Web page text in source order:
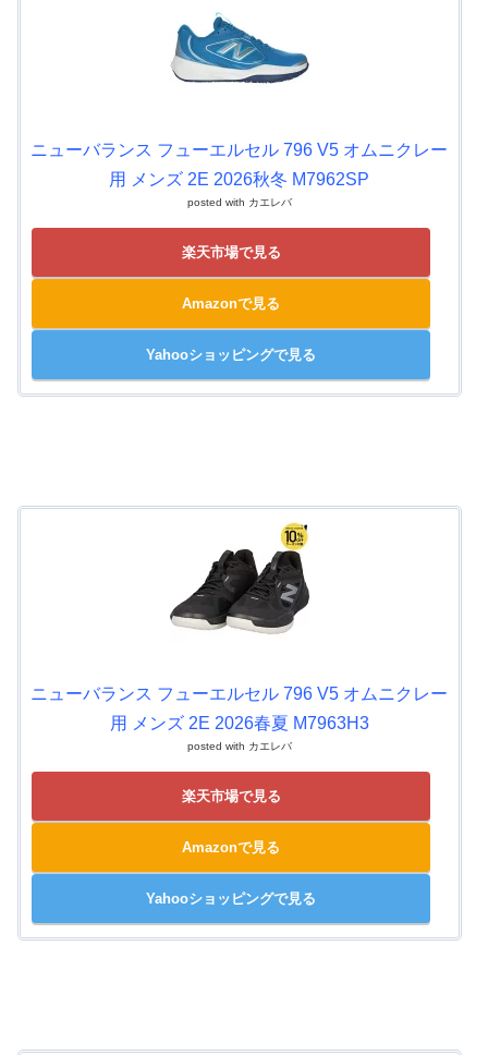
ニューバランス フューエルセル 796 V5 オムニクレー
用 メンズ 2E 2026秋冬 M7962SP
posted with カエレバ
楽天市場で見る
Amazonで見る
Yahooショッピングで見る
ニューバランス フューエルセル 796 V5 オムニクレー
用 メンズ 2E 2026春夏 M7963H3
posted with カエレバ
楽天市場で見る
Amazonで見る
Yahooショッピングで見る